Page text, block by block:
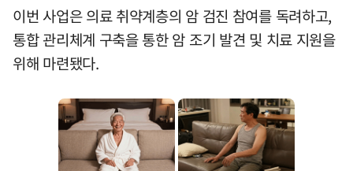
이번 사업은 의료 취약계층의 암 검진 참여를 독려하고,
통합 관리체계 구축을 통한 암 조기 발견 및 치료 지원을
위해 마련됐다.